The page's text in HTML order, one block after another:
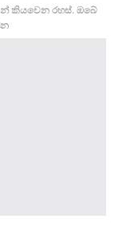
කියවෙන රහස්. ඔබේ